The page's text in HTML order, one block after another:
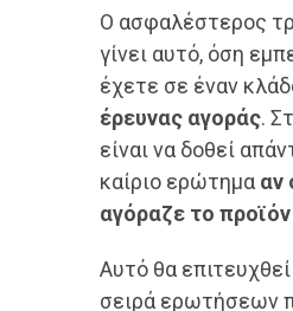
Ο ασφαλέστερος
γίνει αυτό, όση
έχετε σε έναν
έρευνας αγοράς.
είναι να δοθεί
καίριο ερώτημα αν
αγόραζε το
Αυτό θα
σειρά ερωτήσεων